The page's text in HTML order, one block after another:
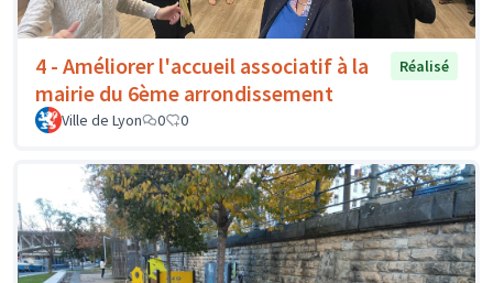
4 - Améliorer l'accueil associatif à la
mairie du 6ème arrondissement
Réalisé
Ville de Lyon 0 0